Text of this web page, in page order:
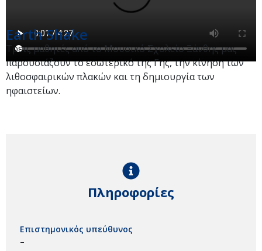
Earth Shake
Τρεις μαθητές από το Μουσικό Σχολείο Ξάνθης μας
παρουσιάζουν το εσωτερικό της Γης, την κίνηση των
λιθοσφαιρικών πλακών και τη δημιουργία των
ηφαιστείων.
Πληροφορίες
Επιστημονικός υπεύθυνος
–